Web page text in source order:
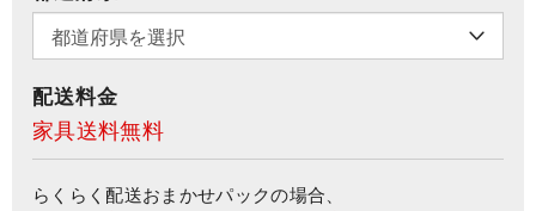
配送料金
家具送料無料
らくらく配送おまかせパックの場合、